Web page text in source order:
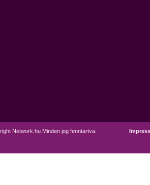
Network.hu Minden jog fenntartva.